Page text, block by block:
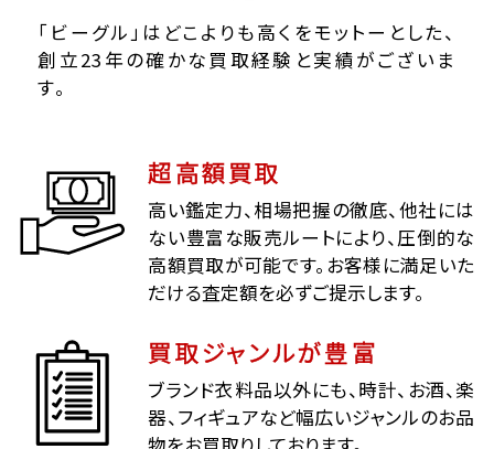
「ビーグル」はどこよりも高くをモットーとした、
創立23年の確かな買取経験と実績がございま
す。
超高額買取
高い鑑定力、相場把握の徹底、他社には
ない豊富な販売ルートにより、圧倒的な
高額買取が可能です。お客様に満足いた
だける査定額を必ずご提示します。
買取ジャンルが豊富
ブランド衣料品以外にも、時計、お酒、楽
器、フィギュアなど幅広いジャンルのお品